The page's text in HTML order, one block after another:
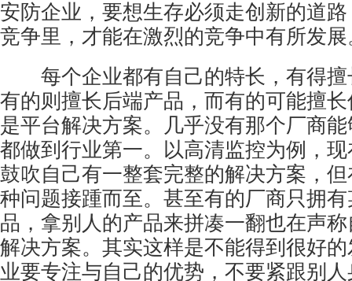
安防企业，要想生存必须走创新的道
竞争里，才能在激烈的竞争中有所发展
每个企业都有自己的特长，有得擅
有的则擅长后端产品，而有的可能擅
是平台解决方案。几乎没有那个厂商
都做到行业第一。以高清监控为例，
鼓吹自己有一整套完整的解决方案，
种问题接踵而至。甚至有的厂商只拥
品，拿别人的产品来拼凑一翻也在声
解决方案。其实这样是不能得到很好
业要专注与自己的优势，不要紧跟别